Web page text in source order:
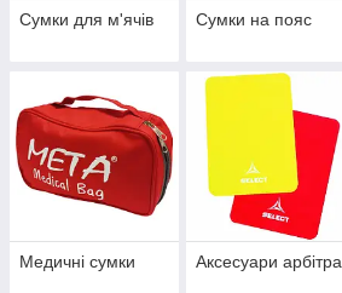
Сумки для м'ячів Сумки на пояс
Медичні сумки Аксесуари арбітра